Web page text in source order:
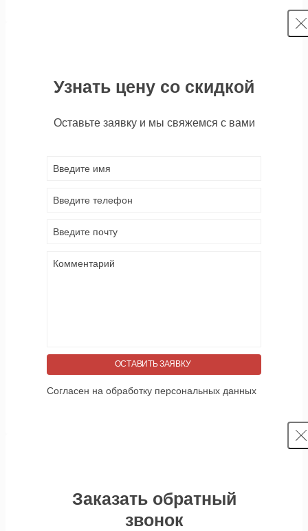
Узнать цену со скидкой
Оставьте заявку и мы свяжемся с вами
ОСТАВИТЬ ЗАЯВКУ
Согласен на обработку персональных данных
Заказать обратный
звонок